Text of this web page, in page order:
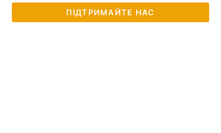
ПІДТРИМАЙТЕ НАС